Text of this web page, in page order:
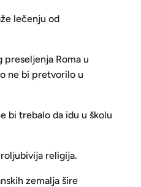
lečenju od
preseljenja Roma u
ne bi pretvorilo u
bi trebalo da idu u školu
religija.
zemalja šire